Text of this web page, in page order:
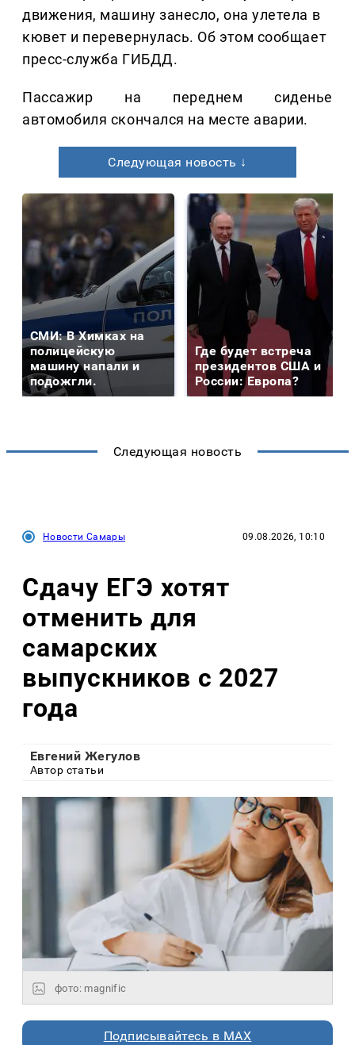
движения, машину занесло, она улетела в
кювет и перевернулась. Об этом сообщает
пресс-служба ГИБДД.
Пассажир на переднем сиденье
автомобиля скончался на месте аварии.
Следующая новость ↓
СМИ: В Химках на
полицейскую
машину напали и
подожгли.
Где будет встреча
президентов США и
России: Европа?
Следующая новость
Новости Самары 09.08.2026, 10:10
Сдачу ЕГЭ хотят
отменить для
самарских
выпускников с 2027
года
Евгений Жегулов
Автор статьи
фото: magnific
Подписывайтесь в MAX